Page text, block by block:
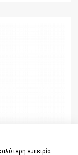
εμπειρία